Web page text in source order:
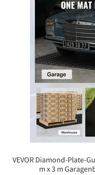
VEVOR Diamond-Plate-
m x 3 m